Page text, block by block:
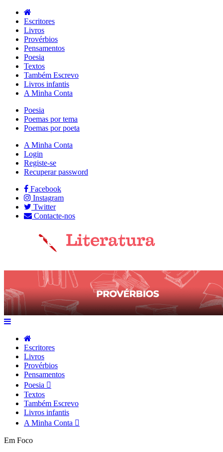
Escritores
Livros
Provérbios
Pensamentos
Poesia
Textos
Também Escrevo
Livros infantis
A Minha Conta
Poesia
Poemas por tema
Poemas por poeta
A Minha Conta
Login
Registe-se
Recuperar password
Facebook
Instagram
Twitter
Contacte-nos
Escritores
Livros
Provérbios
Pensamentos
Poesia
Textos
Também Escrevo
Livros infantis
A Minha Conta
Em Foco